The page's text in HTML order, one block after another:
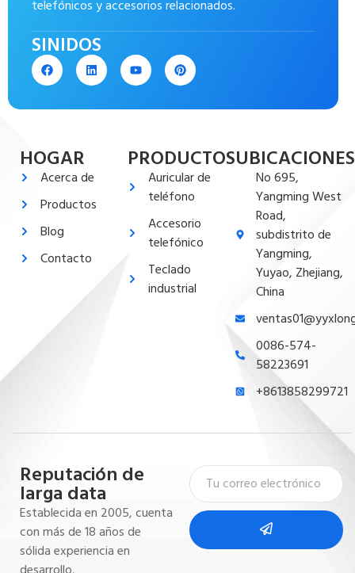
telefónicos y accesorios relacionados.
SINIDOS
HOGAR
Acerca de
Productos
Blog
Contacto
PRODUCTOS
Auricular de
teléfono
Accesorio
telefónico
Teclado
industrial
UBICACIONES
No 695,
Yangming West
Road,
subdistrito de
Yangming,
Yuyao, Zhejiang,
China
0086-574-
58223691
+8613858299721
Reputación de
larga data
Establecida en 2005, cuenta
con más de 18 años de
sólida experiencia en